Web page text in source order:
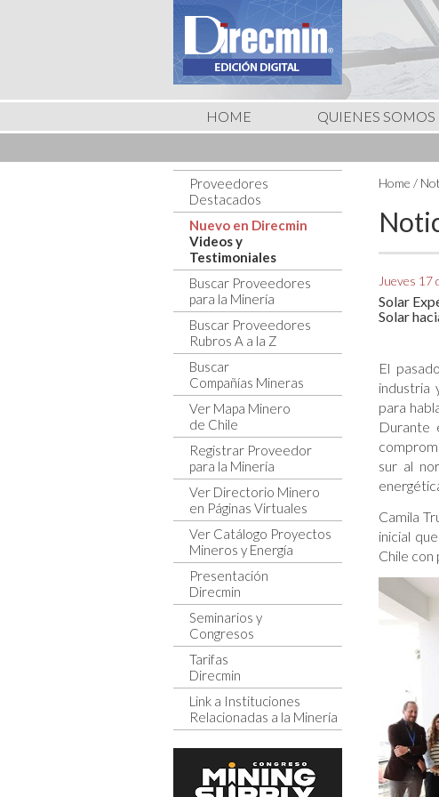
HOME QUIENES SOMOS
Proveedores
Destacados
Nuevo en Direcmin
Videos y
Testimoniales
Buscar Proveedores
para la Minería
Buscar Proveedores
Rubros A a la Z
Buscar
Compañías Mineras
Ver Mapa Minero
de Chile
Registrar Proveedor
para la Minería
Ver Directorio Minero
en Páginas Virtuales
Ver Catálogo Proyectos
Mineros y Energía
Presentación
Direcmin
Seminarios y
Congresos
Tarifas
Direcmin
Link a Instituciones
Relacionadas a la Minería
Home /
Jueves 17
Solar
Solar
El
industria
para
Durante
sur al
Camila
inicial
Chile con